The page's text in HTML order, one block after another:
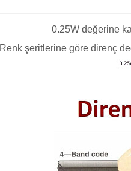
0.25W değerine
Renk şeritlerine göre direnç